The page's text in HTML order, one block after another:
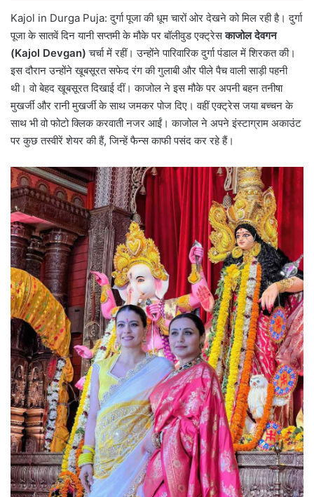
Kajol in Durga Puja: दुर्गा पूजा की धूम चारों ओर देखने को मिल रही है। दुर्गा
पूजा के सातवें दिन यानी सप्तमी के मौके पर बॉलीवुड एक्ट्रेसकाजोल देवगन
(Kajol Devgan) चर्चा में रहीं। उन्होंने पारिवारिक दुर्गा पंडाल में शिरकत की।
इस दौरान उन्होंने खूबसूरत सफेद रंग की गुलाबी और पीले पैच वाली साड़ी पहनी
थी। वो बेहद खूबसूरत दिखाई दीं। काजोल ने इस मौके पर अपनी बहन तनीषा
मुखर्जी और रानी मुखर्जी के साथ जमकर पोज दिए। वहीं एक्ट्रेस जया बच्चन के
साथ भी वो फोटो क्लिक करवाती नजर आईं। काजोल ने अपने इंस्टाग्राम अकाउंट
पर कुछ तस्वीरें शेयर की हैं, जिन्हें फैन्स काफी पसंद कर रहे हैं।